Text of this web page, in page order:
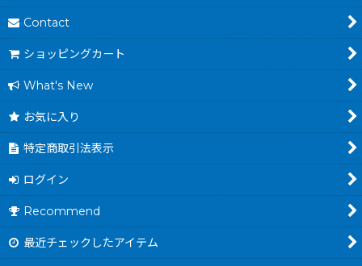
Contact
ショッピングカート
What's New
お気に入り
特定商取引法表示
ログイン
Recommend
最近チェックしたアイテム